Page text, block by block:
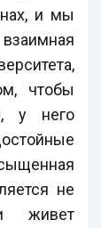
и мы
чтобы
у него
не
живет